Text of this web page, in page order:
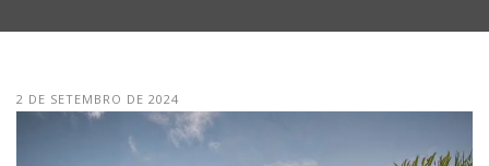
2 DE SETEMBRO DE 2024